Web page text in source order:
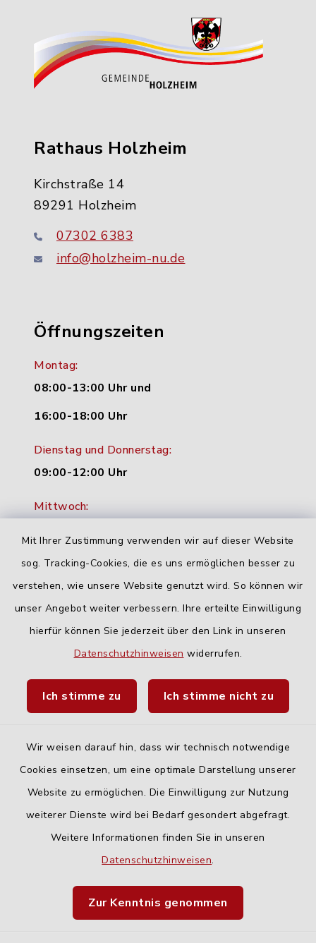
Mit Ihrer Zustimmung verwenden wir auf dieser Website
sog. Tracking-Cookies, die es uns ermöglichen besser zu
verstehen, wie unsere Website genutzt wird. So können wir
unser Angebot weiter verbessern. Ihre erteilte Einwilligung
hierfür können Sie jederzeit über den Link in unseren
Datenschutzhinweisen widerrufen.
Ich stimme zu Ich stimme nicht zu
Wir weisen darauf hin, dass wir technisch notwendige
Cookies einsetzen, um eine optimale Darstellung unserer
Website zu ermöglichen. Die Einwilligung zur Nutzung
weiterer Dienste wird bei Bedarf gesondert abgefragt.
Weitere Informationen finden Sie in unseren
Datenschutzhinweisen.
Zur Kenntnis genommen
Rathaus Holzheim
Kirchstraße 14
89291 Holzheim
07302 6383
info@holzheim-nu.de
Öffnungszeiten
Montag:
08:00-13:00 Uhr und
16:00-18:00 Uhr
Dienstag und Donnerstag:
09:00-12:00 Uhr
Mittwoch:
Freitag:
geschlossen
Quicklinks
Fahrplanauskunft DING
Barrierefreiheit
Impressum